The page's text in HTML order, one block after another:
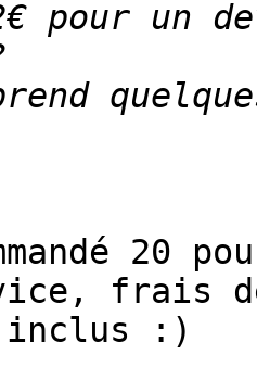
20
frais
inclus :)